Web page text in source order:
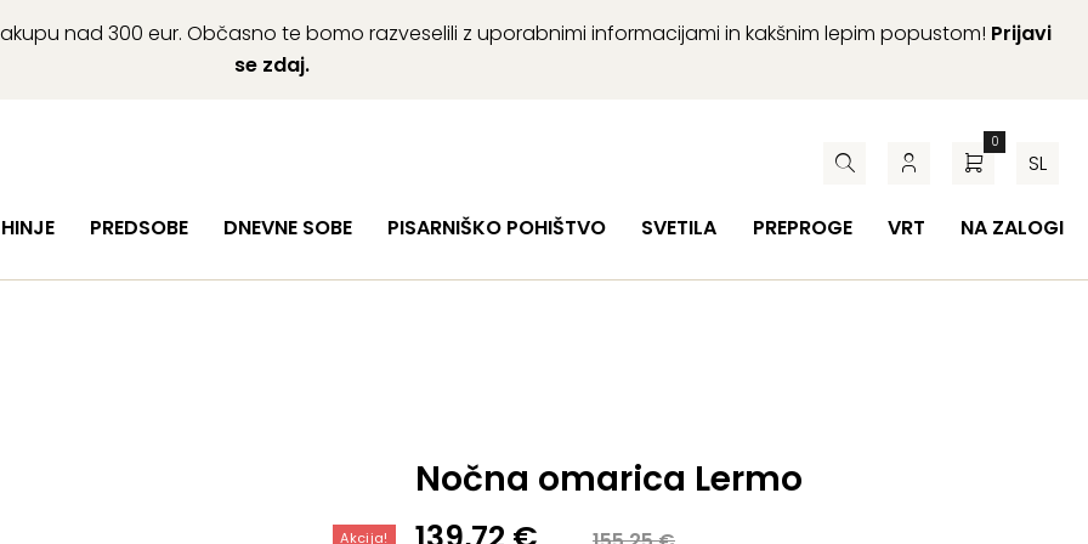
nad 300 eur. Občasno te bomo razveselili z uporabnimi informacijami in kakšnim lepim popustom! Prijavi
se zdaj.
0
SL
PREDSOBE DNEVNE SOBE PISARNIŠKO POHIŠTVO SVETILA PREPROGE VRT NA ZALOGI
Nočna omarica Lermo
Akcija!